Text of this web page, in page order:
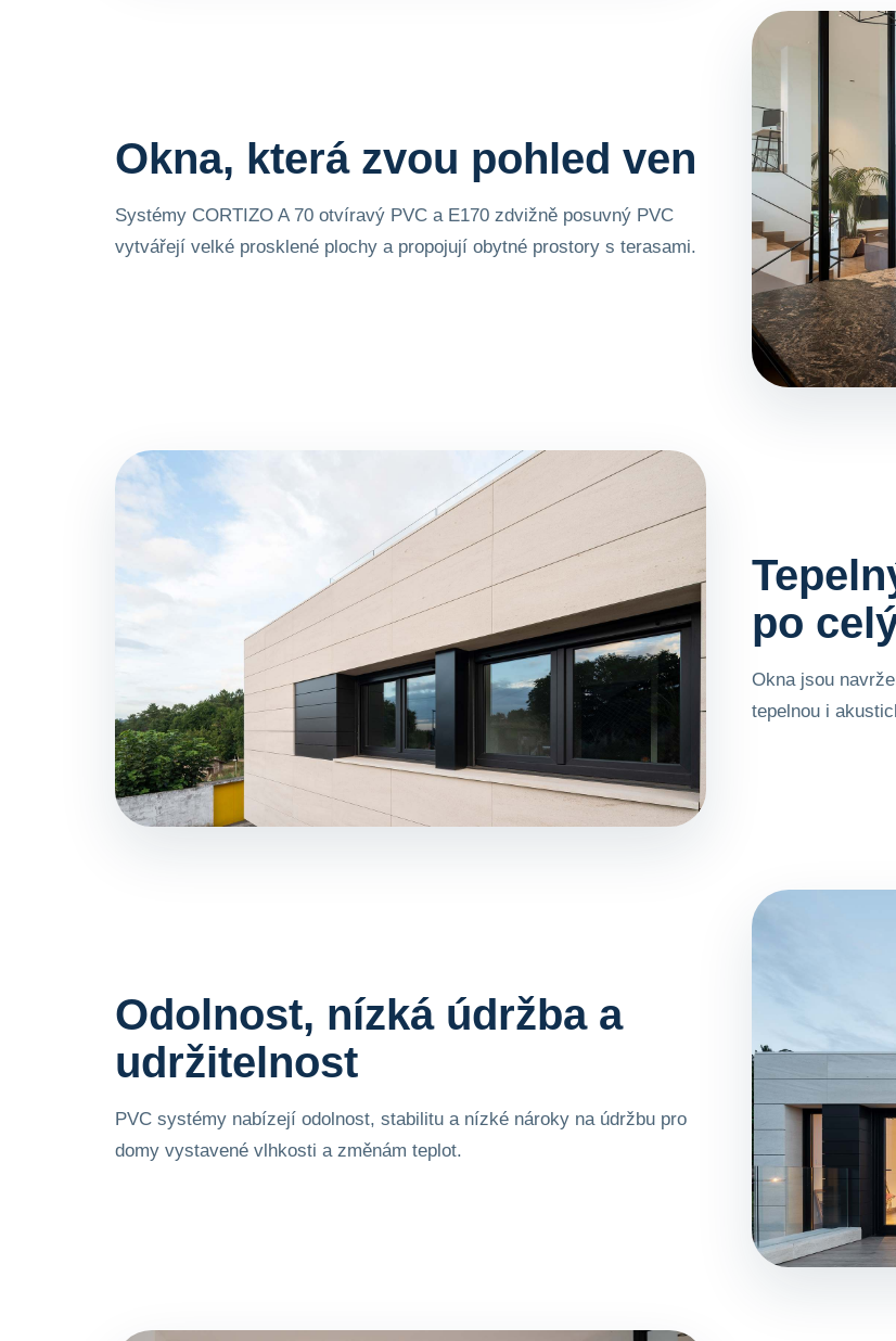
Okna, která zvou pohled ven
Systémy CORTIZO A 70 otvíravý PVC a E170 zdvižně posuvný PVC
vytvářejí velké prosklené plochy a propojují obytné prostory s terasami.
po
Okna jsou
tepelnou i
Odolnost, nízká údržba a
udržitelnost
PVC systémy nabízejí odolnost, stabilitu a nízké nároky na údržbu pro
domy vystavené vlhkosti a změnám teplot.